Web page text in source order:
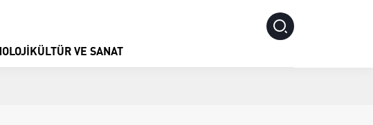
KÜLTÜR VE SANAT